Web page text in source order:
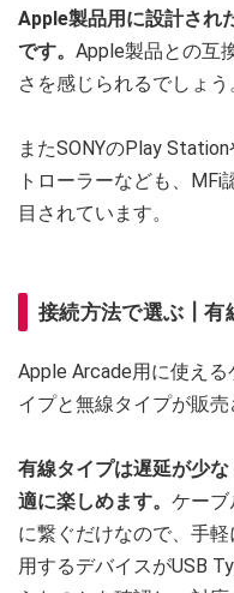
Apple製品用に設計され
です。 Apple製品との互
さを感じられるでしょう
またSONYのPlay
トローラーなども、
目されています。
接続方法で選ぶ┃有
Apple Arcade用に使え
イプと無線タイプが販売
有線タイプは遅延が少
適に楽しめます。 ケーブ
に繋ぐだけなので、手
用するデバイスがUSB